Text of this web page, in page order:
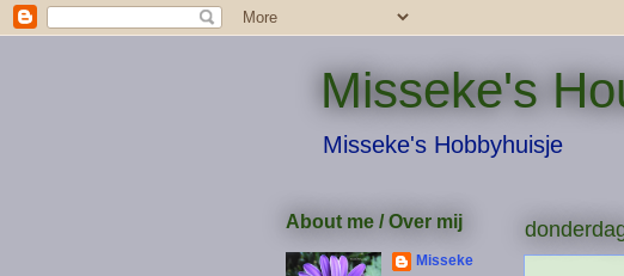
Misseke's
Misseke's Hobbyhuisje
About me / Over mij
Misseke